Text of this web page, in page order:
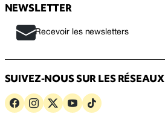
NEWSLETTER
Recevoir les newsletters
SUIVEZ-NOUS SUR LES RÉSEAUX